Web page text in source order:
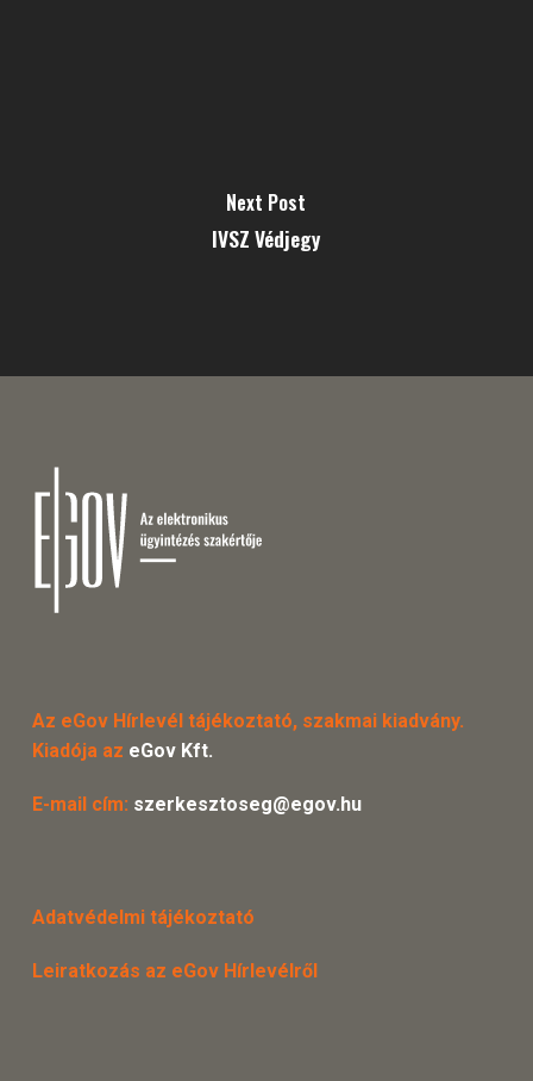
Next Post
IVSZ Védjegy
Az eGov Hírlevél tájékoztató, szakmai kiadvány.
Kiadója az eGov Kft.
E-mail cím: szerkesztoseg@egov.hu
Adatvédelmi tájékoztató
Leiratkozás az eGov Hírlevélről